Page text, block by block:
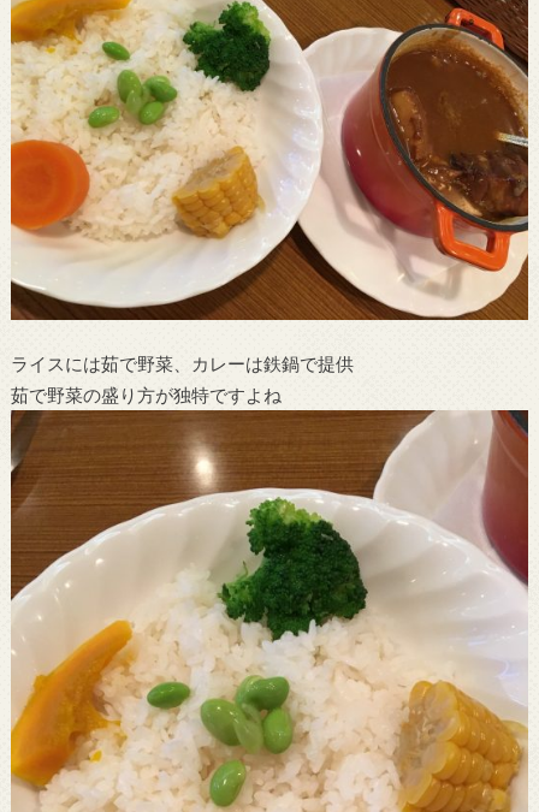
ライスには茹で野菜、カレーは鉄鍋で提供
茹で野菜の盛り方が独特ですよね